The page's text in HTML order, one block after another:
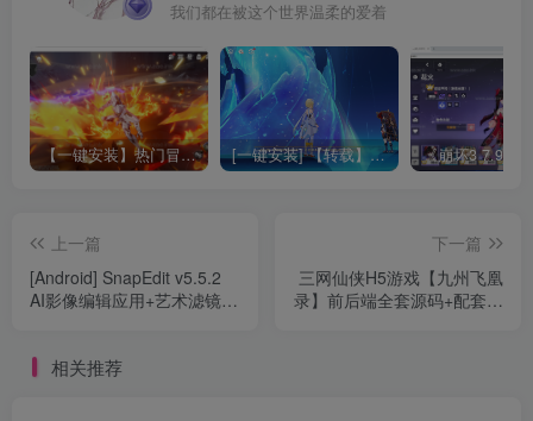
我们都在被这个世界温柔的爱着
【一键安装】热门冒险策略类游戏崩坏：星穹铁道全新2.3版本一键端+一键代理+一键启动+免虚拟机 [一键安装] 【转载】原神3.4真端服务端+源码+配套客户端+详尽说明+GM工具+源码说明文件
上一篇
[Android] SnapEdit v5.5.2
AI影像编辑应用+艺术滤镜和
下一篇
三网仙侠H5游戏【九州飞凰
录】前后端全套源码+配套表
相关推荐